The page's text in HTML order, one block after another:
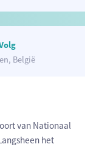
België
van Nationaal
het